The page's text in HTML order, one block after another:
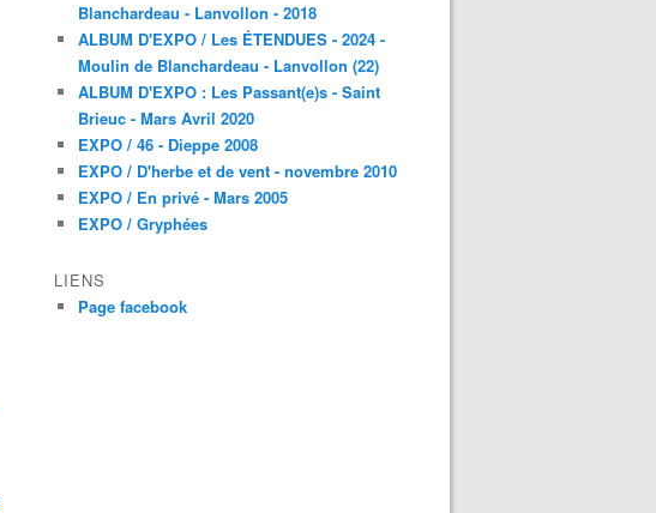
Blanchardeau - Lanvollon - 2018
ALBUM D'EXPO / Les ÉTENDUES - 2024 -
Moulin de Blanchardeau - Lanvollon (22)
ALBUM D'EXPO : Les Passant(e)s - Saint
Brieuc - Mars Avril 2020
EXPO / 46 - Dieppe 2008
EXPO / D'herbe et de vent - novembre 2010
EXPO / En privé - Mars 2005
EXPO / Gryphées
LIENS
Page facebook